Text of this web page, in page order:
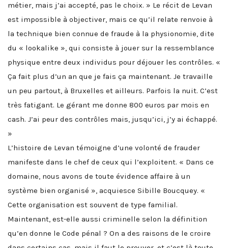
métier, mais j’ai accepté, pas le choix. » Le récit de Levan
est impossible à objectiver, mais ce qu’il relate renvoie à
la technique bien connue de fraude à la physionomie, dite
du « lookalike », qui consiste à jouer sur la ressemblance
physique entre deux individus pour déjouer les contrôles. «
Ça fait plus d’un an que je fais ça maintenant. Je travaille
un peu partout, à Bruxelles et ailleurs. Parfois la nuit. C’est
très fatigant. Le gérant me donne 800 euros par mois en
cash. J’ai peur des contrôles mais, jusqu’ici, j’y ai échappé.
»
L’histoire de Levan témoigne d’une volonté de frauder
manifeste dans le chef de ceux qui l’exploitent. « Dans ce
domaine, nous avons de toute évidence affaire à un
système bien organisé », acquiesce Sibille Boucquey. «
Cette organisation est souvent de type familial.
Maintenant, est-elle aussi criminelle selon la définition
qu’en donne le Code pénal ? On a des raisons de le croire